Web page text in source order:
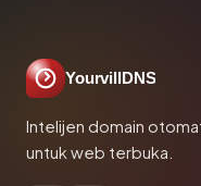
YourvillDNS
Intelijen domain
untuk web terbuka.